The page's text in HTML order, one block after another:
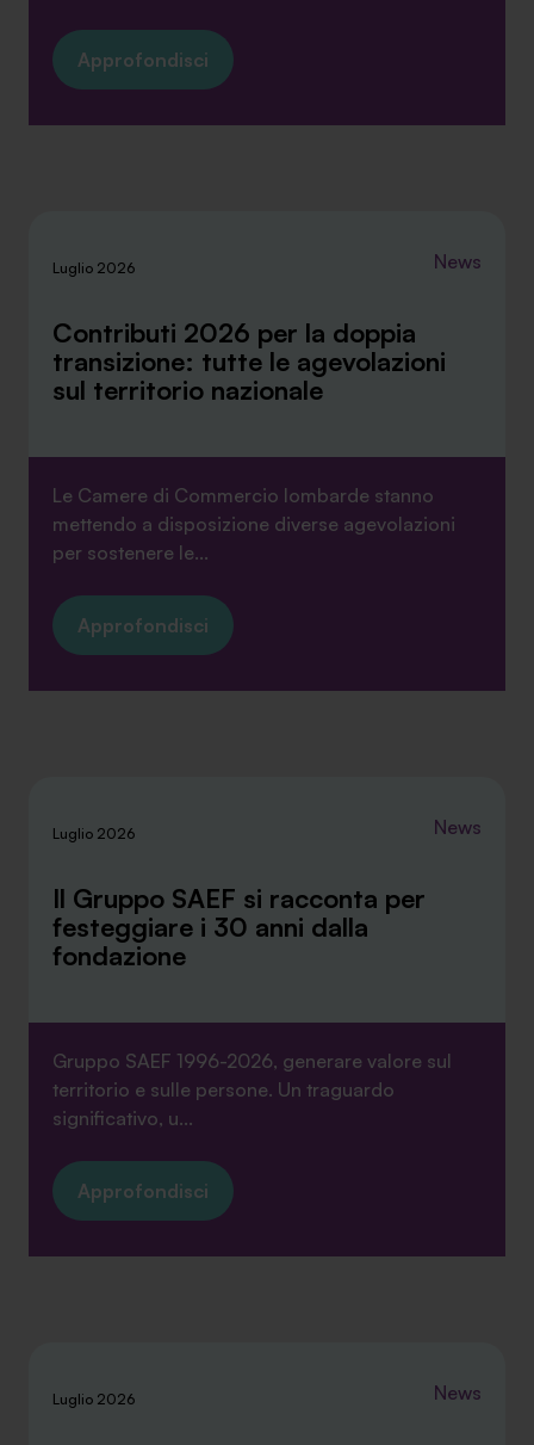
Approfondisci
Luglio 2026 News
Contributi 2026 per la doppia
transizione: tutte le agevolazioni
sul territorio nazionale
Le Camere di Commercio lombarde stanno
mettendo a disposizione diverse agevolazioni
per sostenere le...
Approfondisci
Luglio 2026 News
Il Gruppo SAEF si racconta per
festeggiare i 30 anni dalla
fondazione
Gruppo SAEF 1996-2026, generare valore sul
territorio e sulle persone. Un traguardo
significativo, u...
Approfondisci
Luglio 2026 News